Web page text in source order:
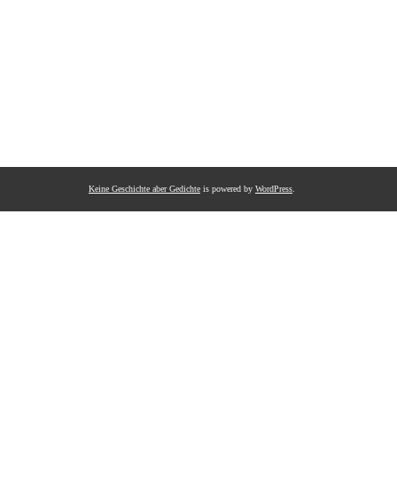
Keine Geschichte aber Gedichte is powered by WordPress